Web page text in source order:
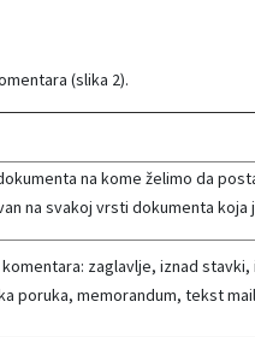
(slika 2).
na kome želimo da
na svakoj vrsti dokumenta koja
zaglavlje, iznad
poruka, memorandum, tekst